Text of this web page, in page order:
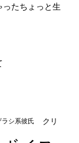
たちょっと生
ラシ系彼氏 クリ